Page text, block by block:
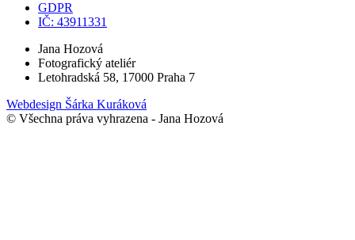
GDPR
IČ: 43911331
Jana Hozová
Fotografický ateliér
Letohradská 58, 17000 Praha 7
Webdesign Šárka Kuráková
© Všechna práva vyhrazena - Jana Hozová